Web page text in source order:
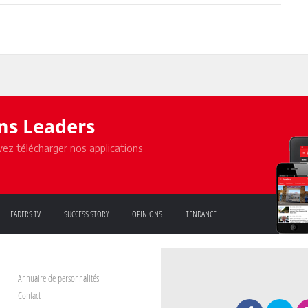
Leaders
télécharger nos applications
LEADERS TV SUCCESS STORY OPINIONS TENDANCE
Annuaire de personnalités
Contact